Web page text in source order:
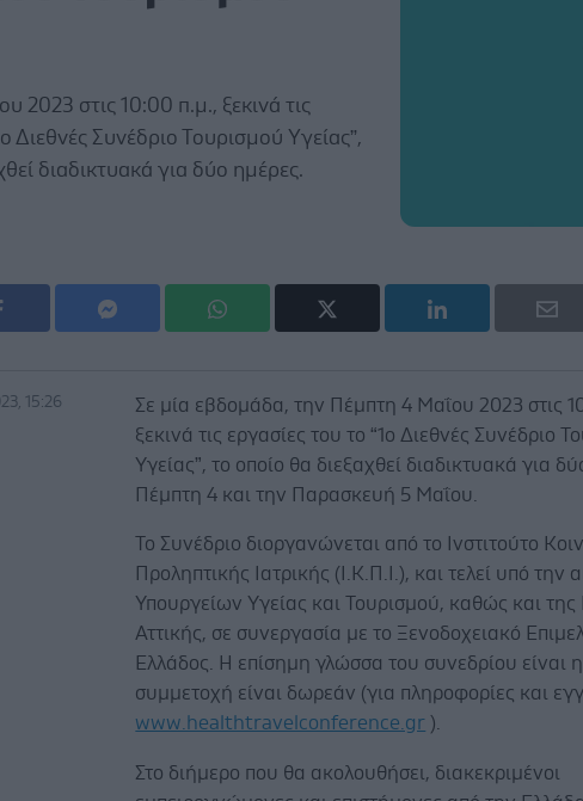
2023 στις 10:00 π.μ., ξεκινά τις
Διεθνές Συνέδριο Τουρισμού Υγείας”,
διαδικτυακά για δύο ημέρες.
15:26
Σε μία εβδομάδα, την Πέμπτη 4 Μαΐου 2023 στις
ξεκινά τις εργασίες του το “1ο Διεθνές Συνέδριο
Υγείας”, το οποίο θα διεξαχθεί διαδικτυακά για
Πέμπτη 4 και την Παρασκευή 5 Μαΐου.
Το Συνέδριο διοργανώνεται από το Ινστιτούτο
Προληπτικής Ιατρικής (Ι.Κ.Π.Ι.), και τελεί υπό την
Υπουργείων Υγείας και Τουρισμού, καθώς και της
Αττικής, σε συνεργασία με το Ξενοδοχειακό
Ελλάδος. Η επίσημη γλώσσα του συνεδρίου είναι
συμμετοχή είναι δωρεάν (για πληροφορίες και
www.healthtravelconference.gr ).
Στο διήμερο που θα ακολουθήσει, διακεκριμένοι